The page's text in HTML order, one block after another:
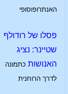
האנתרופוסופי
פסלו של רודולף
שטיינר: נציג
האנושות כתמונה
לדרך הרוחנית